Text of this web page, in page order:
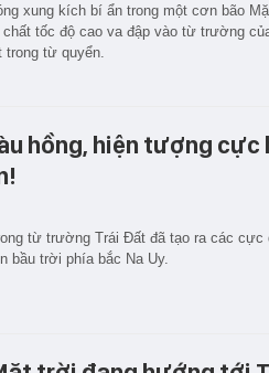
xung kích bí ẩn trong một cơn bão
tốc độ cao va đập vào từ trường
từ quyển.
hồng, hiện tượng cực
từ trường Trái Đất đã tạo ra các cực
bầu trời phía bắc Na Uy.